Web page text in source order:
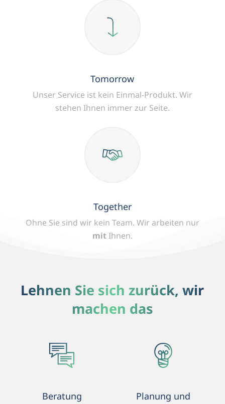
Tomorrow
Unser Service ist kein Einmal-Produkt. Wir
stehen Ihnen immer zur Seite.
Together
Ohne Sie sind wir kein Team. Wir arbeiten nur
mitIhnen.
Lehnen Sie sich zurück, wir
machen das
Beratung
Planung und